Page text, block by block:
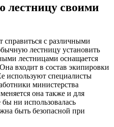
лестницу своими
справиться с различными
лестницу установить
лестницами оснащается
входит в состав экипировки
используют специалисты
министерства
она также и для
ни использовалась
быть безопасной при